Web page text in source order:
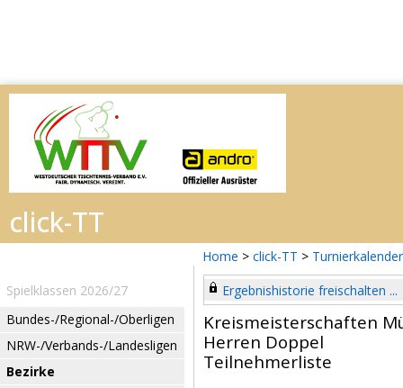
Home > click-TT > Turnierkalender
Spielklassen 2026/27
Bundes-/Regional-/Oberligen
NRW-/Verbands-/Landesligen
Bezirke
Ergebnishistorie freischalten ...
Kreismeisterschaften
Herren Doppel
Teilnehmerliste